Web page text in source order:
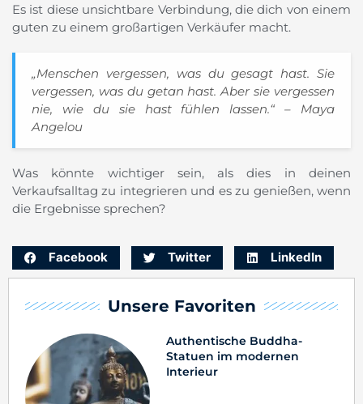
Unsere Favoriten
Authentische Buddha-
Statuen im modernen
Interieur
Es ist diese unsichtbare Verbindung, die dich von einem
guten zu einem großartigen Verkäufer macht.
„Menschen vergessen, was du gesagt hast. Sie
vergessen, was du getan hast. Aber sie vergessen
nie, wie du sie hast fühlen lassen.“ – Maya
Angelou
Was könnte wichtiger sein, als dies in deinen
Verkaufsalltag zu integrieren und es zu genießen, wenn
die Ergebnisse sprechen?
Facebook Twitter LinkedIn